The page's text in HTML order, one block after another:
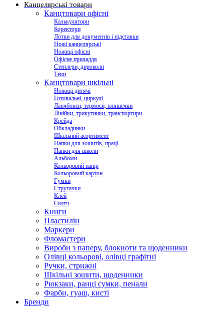
Канцелярські товари
Канцтовари офісні
Калькулятори
Коректори
Лотки для документів і підставки
Ножі канцелярські
Ножиці офісні
Офісне приладдя
Степлери, дироколи
Теки
Канцтовари шкільні
Ножиці дитячі
Готовальні, циркулі
Ланчбокси, термоси, пляшечки
Лінійки, трикутники, транспортири
Крейда
Обкладинки
Шкільний асортимент
Папки для зошитів, праці
Папки для школи
Альбоми
Кольоровий папір
Кольоровий картон
Гумки
Стругачки
Клей
Скотч
Книги
Пластилін
Маркери
Фломастери
Вироби з паперу, блокноти та щоденники
Олівці кольорові, олівці графітні
Ручки, стрижні
Шкільні зошити, щоденники
Рюкзаки, ранці сумки, пенали
Фарби, гуаш, кисті
Бренди